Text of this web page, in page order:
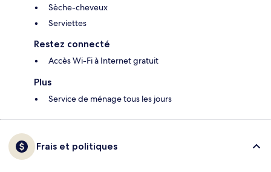
Sèche-cheveux
Serviettes
Restez connecté
Accès Wi-Fi à Internet gratuit
Plus
Service de ménage tous les jours
Frais et politiques